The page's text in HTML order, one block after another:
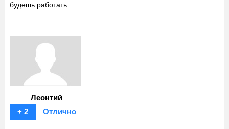
будешь работать.
Леонтий
+ 2
Отлично